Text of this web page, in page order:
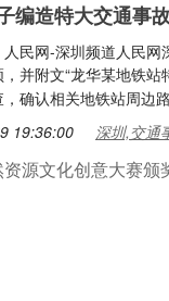
编造特大交通事
民网-深圳频道人民
并附文“龙华某地铁
确认相关地铁站周边
19:36:00 深圳,交通